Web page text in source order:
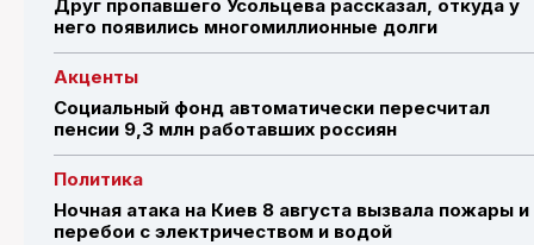
Друг пропавшего Усольцева рассказал, откуда у
него появились многомиллионные долги
Акценты
Социальный фонд автоматически пересчитал
пенсии 9,3 млн работавших россиян
Политика
Ночная атака на Киев 8 августа вызвала пожары и
перебои с электричеством и водой